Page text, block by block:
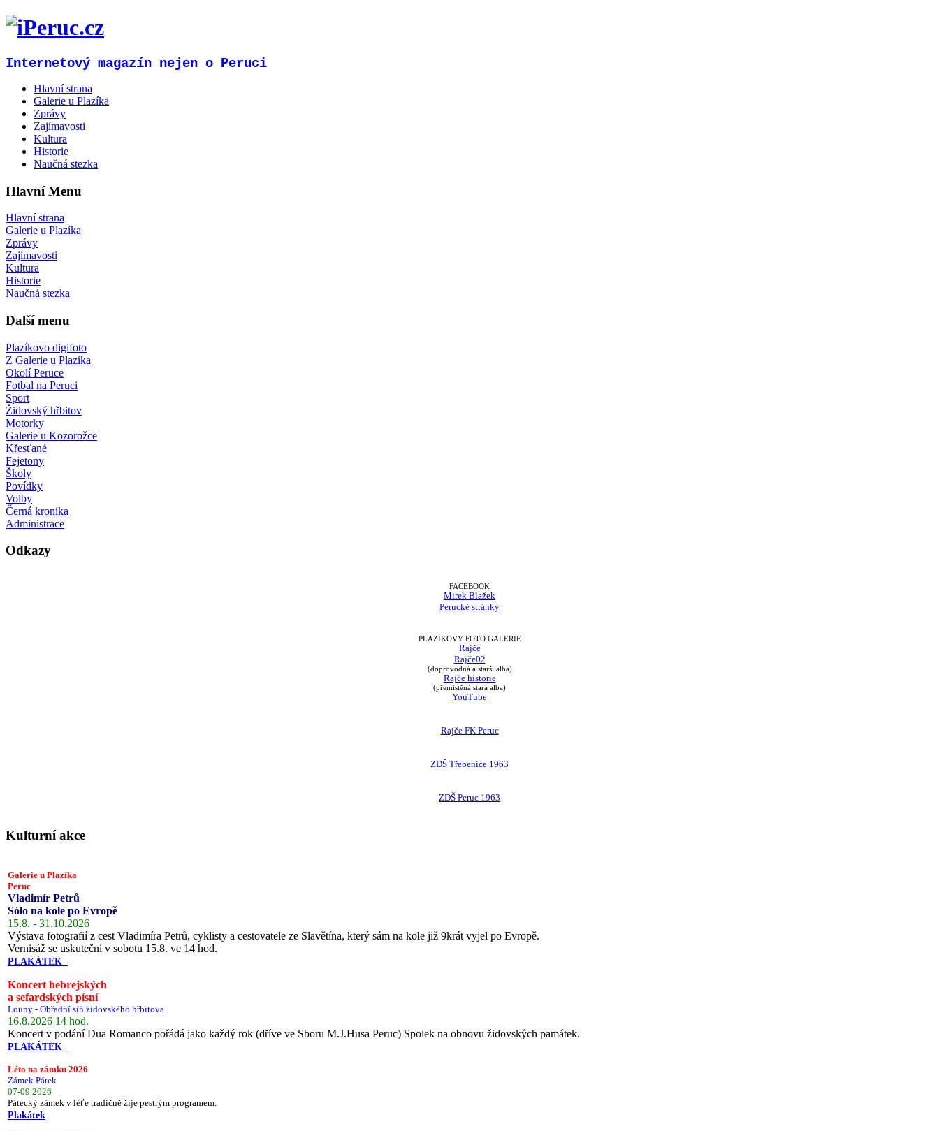
Internetový magazín nejen o Peruci
Hlavní strana
Galerie u Plazíka
Zprávy
Zajímavosti
Kultura
Historie
Naučná stezka
Hlavní Menu
Hlavní strana
Galerie u Plazíka
Zprávy
Zajímavosti
Kultura
Historie
Naučná stezka
Další menu
Plazíkovo digifoto
Z Galerie u Plazíka
Okolí Peruce
Fotbal na Peruci
Sport
Židovský hřbitov
Motorky
Galerie u Kozorožce
Křesťané
Fejetony
Školy
Povídky
Volby
Černá kronika
Administrace
Odkazy
FACEBOOK
Mirek Blažek
Perucké stránky
PLAZÍKOVY FOTO GALERIE
Rajče
Rajče02
(doprovodná a starší alba)
Rajče historie
(přemístěná stará alba)
YouTube
Rajče FK Peruc
ZDŠ Třebenice 1963
ZDŠ Peruc 1963
Kulturní akce
Galerie u Plazíka
Peruc
Vladimír Petrů
Sólo na kole po Evropě
15.8. - 31.10.2026
Výstava fotografií z cest Vladimíra Petrů, cyklisty a cestovatele ze Slavětína, který sám na kole již 9krát vyjel po Evropě.
Vernisáž se uskuteční v sobotu 15.8. ve 14 hod.
PLAKÁTEK
Koncert hebrejských
a sefardských písní
Louny - Obřadní síň židovského hřbitova
16.8.2026 14 hod.
Koncert v podání Dua Romanco pořádá jako každý rok (dříve ve Sboru M.J.Husa Peruc) Spolek na obnovu židovských památek.
PLAKÁTEK
Léto na zámku 2026
Zámek Pátek
07-09 2026
Pátecký zámek v léťe tradičně žije pestrým programem.
Plakátek